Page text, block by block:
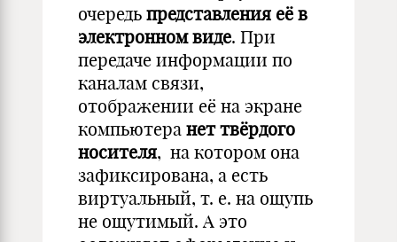
очередь представления её в
электронном виде. При
передаче информации по
каналам связи,
отображении её на экране
компьютера нет твёрдого
носителя, на котором она
зафиксирована, а есть
виртуальный, т. е. на ощупь
не ощутимый. А это